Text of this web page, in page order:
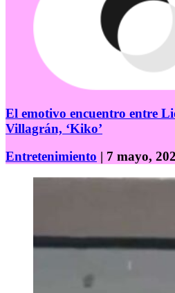
El emotivo encuentro entre
Villagrán, ‘Kiko’
Entretenimiento | 7 mayo,